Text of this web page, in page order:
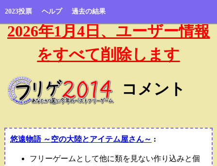
2023投票 ヘルプ 過去の結果
2026年1月4日、ユーザー情報
をすべて削除します
コメント
悠遠物語 ～空の大陸とアイテム屋さん～ :
フリーゲームとして他に類を見ない作り込みと個